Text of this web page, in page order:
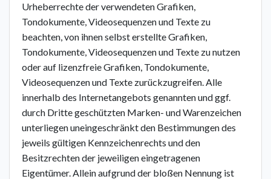
Urheberrechte der verwendeten Grafiken,
Tondokumente, Videosequenzen und Texte zu
beachten, von ihnen selbst erstellte Grafiken,
Tondokumente, Videosequenzen und Texte zu nutzen
oder auf lizenzfreie Grafiken, Tondokumente,
Videosequenzen und Texte zurückzugreifen. Alle
innerhalb des Internetangebots genannten und ggf.
durch Dritte geschützten Marken- und Warenzeichen
unterliegen uneingeschränkt den Bestimmungen des
jeweils gültigen Kennzeichenrechts und den
Besitzrechten der jeweiligen eingetragenen
Eigentümer. Allein aufgrund der bloßen Nennung ist